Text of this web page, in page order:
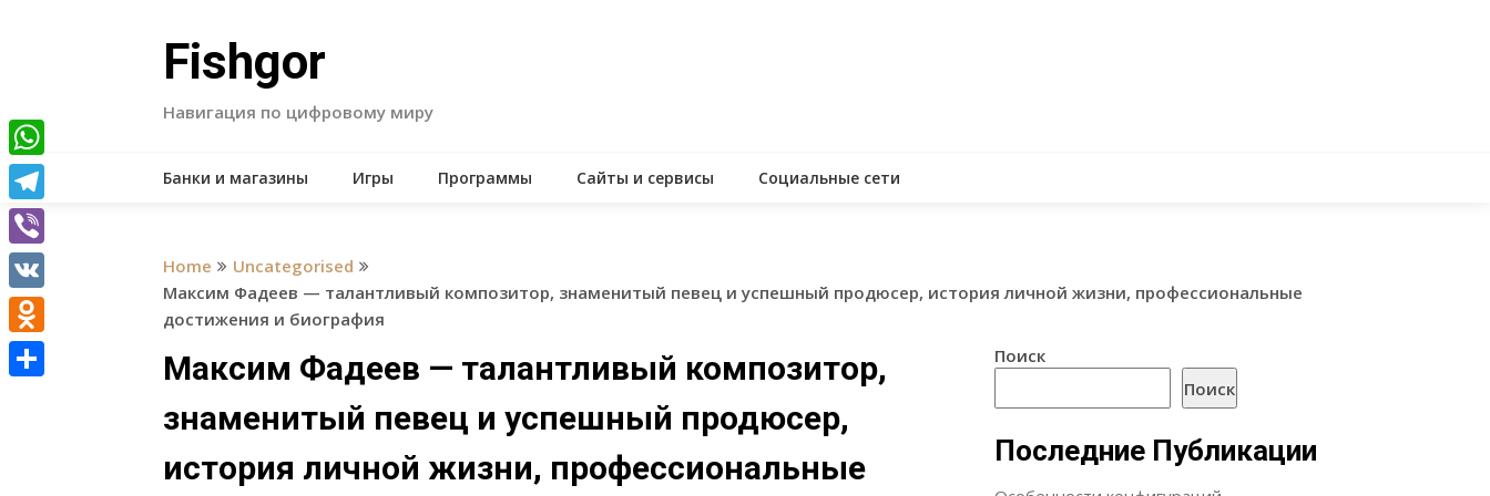
Fishgor
Навигация по цифровому миру
Банки и магазины Игры Программы Сайты и сервисы Социальные сети
Home
Uncategorised
Максим Фадеев — талантливый композитор, знаменитый певец и успешный продюсер, история личной жизни, профессиональные
достижения и биография
Максим Фадеев — талантливый композитор,
знаменитый певец и успешный продюсер,
история личной жизни, профессиональные
Поиск
Поиск
Последние Публикации
WhatsApp
Telegram
Viber
VK
Odnoklassniki